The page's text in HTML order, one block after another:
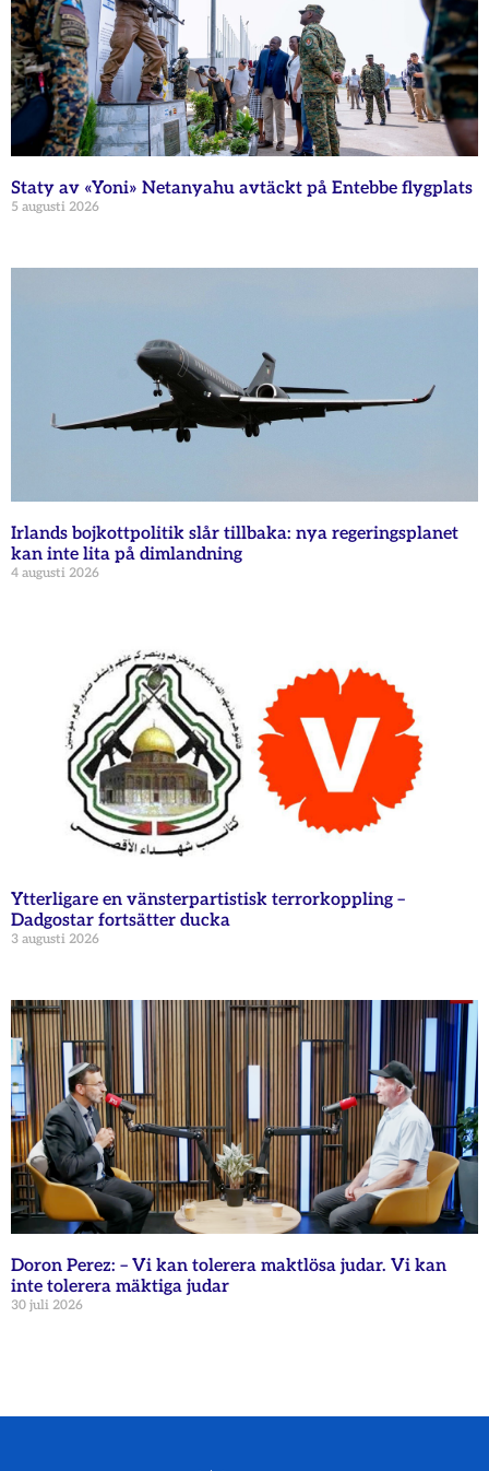
Staty av «Yoni» Netanyahu avtäckt på Entebbe flygplats
5 augusti 2026
Irlands bojkottpolitik slår tillbaka: nya regeringsplanet
kan inte lita på dimlandning
4 augusti 2026
Ytterligare en vänsterpartistisk terrorkoppling –
Dadgostar fortsätter ducka
3 augusti 2026
Doron Perez: – Vi kan tolerera maktlösa judar. Vi kan
inte tolerera mäktiga judar
30 juli 2026